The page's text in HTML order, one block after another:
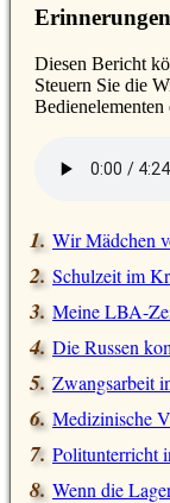
Diesen Bericht
Steuern Sie die
Bedienelementen
Wir Mädchen
Schulzeit im
Meine LBA-
Die Russen
Zwangsarbeit
Medizinische
Politunterricht
Wenn die